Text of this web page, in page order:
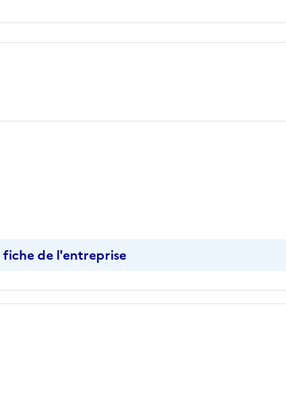
fiche de l'entreprise